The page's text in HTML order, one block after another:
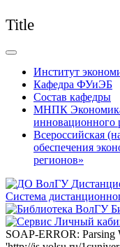
Title
Институт
Кафедра ФУиЭБ
Состав кафедры
МНПК Экономика
инновационного
Всероссийская
обеспечения
регионов»
Система
SOAP-ERROR: